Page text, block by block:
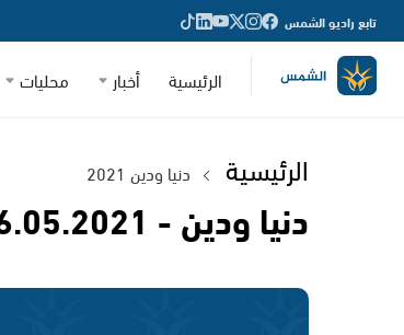
تابع راديو الشمس
الرئيسية أخبار محليات
الرئيسية دنيا ودين 2021
دنيا ودين - 06.05.2021